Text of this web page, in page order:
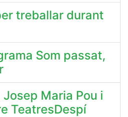
treballar durant
Som passat,
Maria Pou i
TeatresDespí